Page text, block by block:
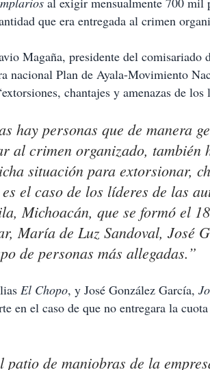
que era entregada al crimen
Magaña, presidente del comisariado
nacional Plan de Ayala-Movimiento
chantajes y amenazas de los
hay personas que de manera
al crimen organizado, también
situación para extorsionar,
el caso de los líderes de las
Michoacán, que se formó el
María de Luz Sandoval, José
de personas más allegadas.”
El Chopo, y José González García,
en el caso de que no entregara la
de maniobras de la